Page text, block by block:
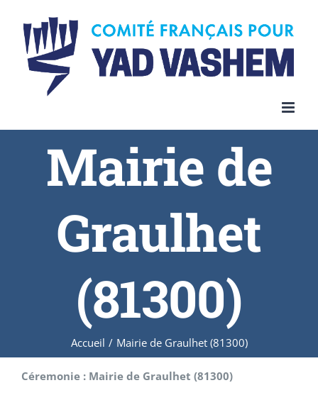
content
Mairie de
Graulhet
(81300)
Accueil / Mairie de Graulhet (81300)
Céremonie : Mairie de Graulhet (81300)